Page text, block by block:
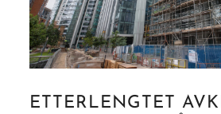
ETTERLENGTET